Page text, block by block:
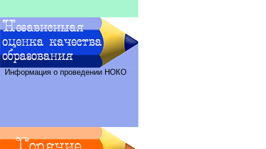
Информация о проведении НОКО